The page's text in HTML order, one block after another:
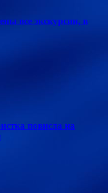
все экскурсии, в
повисла на